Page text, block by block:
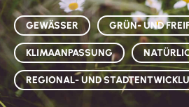
GEWÄSSER GRÜN- UND
KLIMAANPASSUNG
REGIONAL- UND